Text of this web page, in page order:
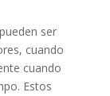
ser
cuando
cuando
Estos